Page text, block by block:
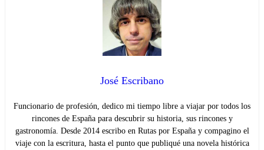
José Escribano
Funcionario de profesión, dedico mi tiempo libre a viajar por todos los
rincones de España para descubrir su historia, sus rincones y
gastronomía. Desde 2014 escribo en Rutas por España y compagino el
viaje con la escritura, hasta el punto que publiqué una novela histórica